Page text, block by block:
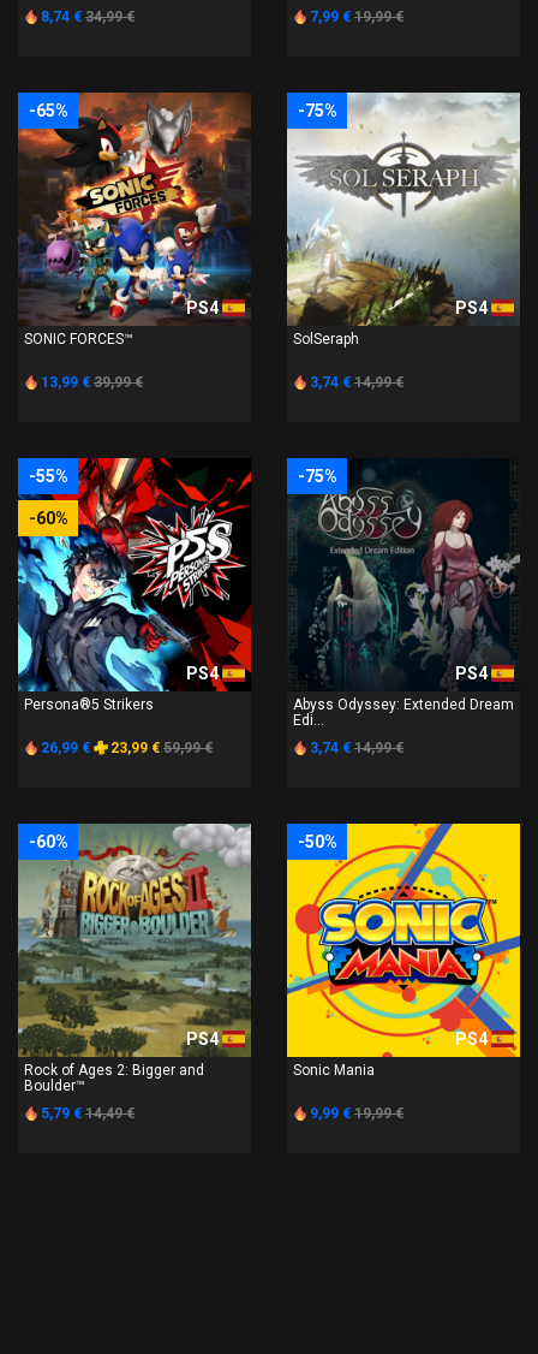
8,74 € 34,99 €
7,99 € 19,99 €
-65%
PS4
SONIC FORCES™
13,99 € 39,99 €
-75%
PS4
SolSeraph
3,74 € 14,99 €
-55%
-60%
PS4
Persona®5 Strikers
26,99 € 23,99 € 59,99 €
-75%
PS4
Abyss Odyssey: Extended Dream
Edi...
3,74 € 14,99 €
-60%
PS4
Rock of Ages 2: Bigger and
Boulder™
5,79 € 14,49 €
-50%
PS4
Sonic Mania
9,99 € 19,99 €